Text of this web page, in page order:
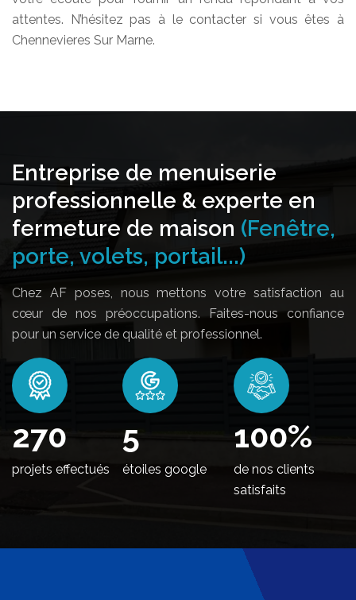
attentes. N’hésitez pas à le contacter si vous êtes à
Chennevieres Sur Marne.
Entreprise de menuiserie
professionnelle & experte en
fermeture de maison (Fenêtre,
porte, volets, portail...)
Chez AF poses, nous mettons votre satisfaction au
cœur de nos préoccupations. Faites-nous confiance
pour un service de qualité et professionnel.
326
projets effectués
5
étoiles google
100%
de nos clients
satisfaits